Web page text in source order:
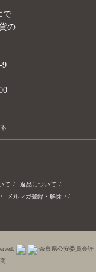
で
の
9
て / 返品について /
/ メルマガ登録・解除 / /
奈良県公安委員会許